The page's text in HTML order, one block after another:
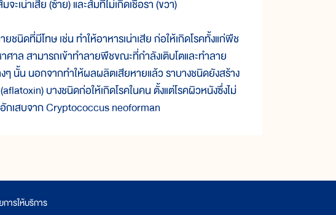
ะเน่าเสีย (ซ้าย) และส้มที่ไม่เกิดเชื้อรา (ขวา)
ดที่มีโทษ เช่น ทำให้อาหารเน่าเสีย ก่อให้เกิดโรคทั้งแก่พืช
าล สามารถเข้าทำลายพืชขณะที่กำลังเติบโตและทำลาย
นั้น นอกจากทำให้ผลผลิตเสียหายแล้ว ราบางชนิดยังสร้าง
บางชนิดก่อให้เกิดโรคในคน ตั้งแต่โรคผิวหนังซึ่งไม่
กเสบจาก Cryptococcus neoforman
ารให้บริการ